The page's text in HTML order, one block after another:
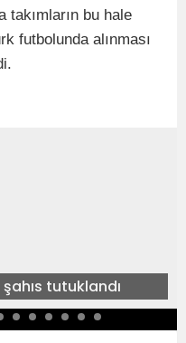
takımların bu hale
futbolunda alınması
tutuklandı